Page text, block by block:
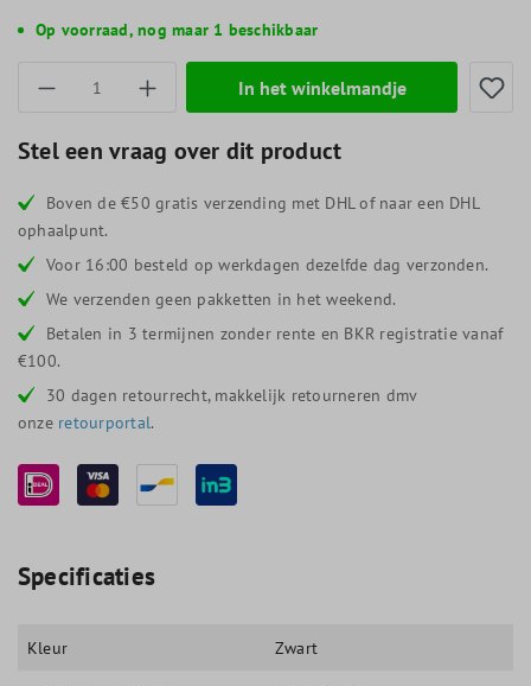
Op voorraad, nog maar 1 beschikbaar
Producthoeveelheid: Voer de gewenste
In het winkelmandje
Stel een vraag over dit product
Boven de €50 gratis verzending met DHL of naar een DHL
ophaalpunt.
Voor 16:00 besteld op werkdagen dezelfde dag verzonden.
We verzenden geen pakketten in het weekend.
Betalen in 3 termijnen zonder rente en BKR registratie vanaf
€100.
30 dagen retourrecht, makkelijk retourneren dmv
onze retourportal.
Specificaties
Kleur Zwart